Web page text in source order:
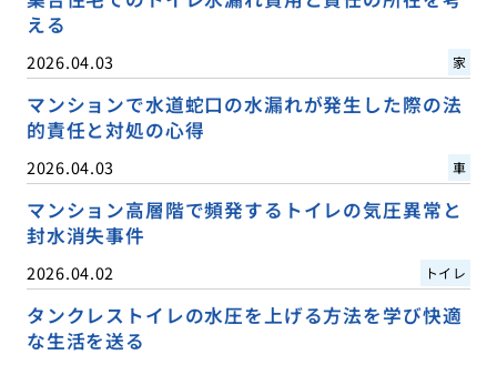
える
2026.04.03 家
マンションで水道蛇口の水漏れが発生した際の法
的責任と対処の心得
2026.04.03 車
マンション高層階で頻発するトイレの気圧異常と
封水消失事件
2026.04.02 トイレ
タンクレストイレの水圧を上げる方法を学び快適
な生活を送る